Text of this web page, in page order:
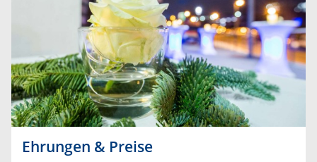
Ehrungen & Preise